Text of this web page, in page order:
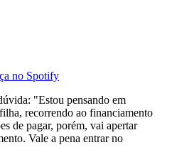
no Spotify
"Estou pensando em
recorrendo ao financiamento
de pagar, porém, vai apertar
Vale a pena entrar no